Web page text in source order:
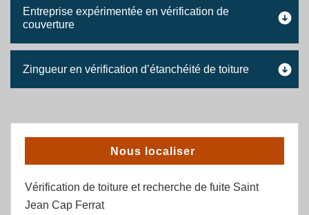
Entreprise expérimentée en vérification de
couverture
Zingueur en vérification d’étanchéité de toiture
Nous localiser
Vérification de toiture et recherche de fuite Saint
Jean Cap Ferrat